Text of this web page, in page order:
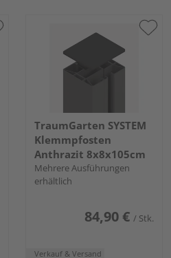
TraumGarten SYSTEM
Klemmpfosten
Anthrazit 8x8x105cm
Mehrere Ausführungen
erhältlich
84,90 € / Stk.
Verkauf & Versand